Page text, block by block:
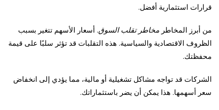
قرارات استثمارية أفضل.
من أبرز المخاطر مخاطر تقلب السوق. أسعار الأسهم تتغير بسبب
الظروف الاقتصادية والسياسية. هذه التقلبات قد تؤثر سلبًا على قيمة
محفظتك.
الشركات قد تواجه مشاكل تشغيلية أو مالية، مما يؤدي إلى انخفاض
سعر أسهمها. هذا يمكن أن يضر باستثماراتك.